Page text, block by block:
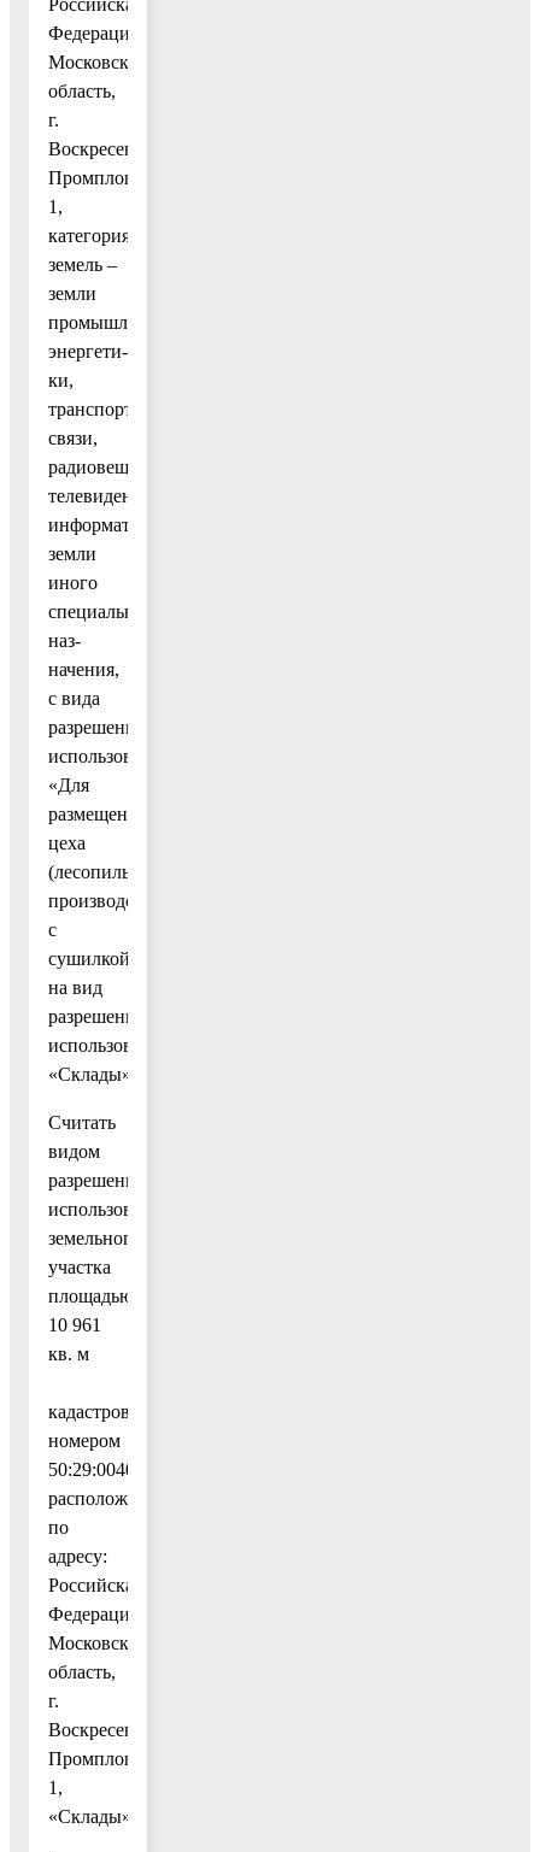
Федерация,
Московская
область,
г.
Воскресенск,
Промплощадка,
1,
категория
земель –
земли
промышленности,
энергети-
ки,
транспорта,
связи,
радиовещания,
телевидения,
информатики,
земли
иного
специального
наз-
начения,
с вида
разрешенного
использования
«Для
размещения
цеха
(лесопильное
производство
с
сушилкой)»
на вид
разрешенного
использования
«Склады».
Считать
видом
разрешенного
использования
земельного
участка
площадью
10 961
кв. м
кадастровым
номером
50:29:0040253:46,
расположенного
по
адресу:
Российская
Федерация,
Московская
область,
г.
Воскресенск,
Промплощадка,
1,
«Склады».